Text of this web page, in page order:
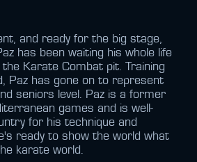
and ready for the big stage,
has been waiting his whole life
Karate Combat pit. Training
Paz has gone on to represent
seniors level. Paz is a former
games and is well-
for his technique and
ready to show the world what
karate world.